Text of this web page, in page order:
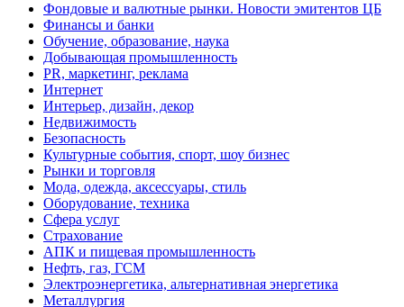
Фондовые и валютные рынки. Новости эмитентов ЦБ
Финансы и банки
Обучение, образование, наука
Добывающая промышленность
PR, маркетинг, реклама
Интернет
Интерьер, дизайн, декор
Недвижимость
Безопасность
Культурные события, спорт, шоу бизнес
Рынки и торговля
Мода, одежда, аксессуары, стиль
Оборудование, техника
Сфера услуг
Страхование
АПК и пищевая промышленность
Нефть, газ, ГСМ
Электроэнергетика, альтернативная энергетика
Металлургия